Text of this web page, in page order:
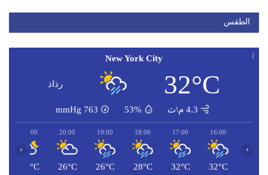
الطقس
New York City
32°C رذاذ
4.3 م\ث 53%
763
mmHg
16:00
32°C
17:00
32°C
18:00
28°C
19:00
26°C
20:00
26°C
21:00
26°C
‹ ›